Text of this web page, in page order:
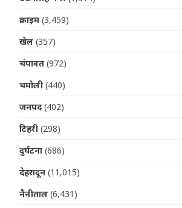
क्राइम (3,459)
खेल (357)
चंपावत (972)
चमोली (440)
जनपद (402)
टिहरी (298)
दुर्घटना (686)
देहरादून (11,015)
नैनीताल (6,431)